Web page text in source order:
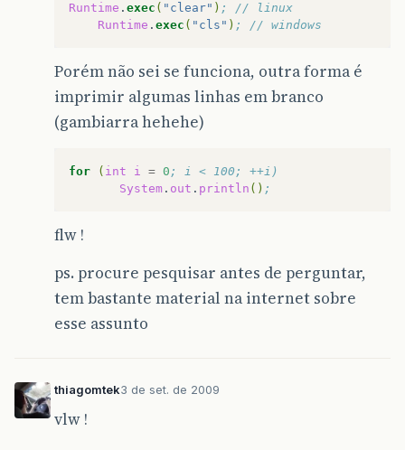
Runtime . exec ( "clear" ) ; // linux
Runtime . exec ( "cls" ) ; // windows
Porém não sei se funciona, outra forma é
imprimir algumas linhas em branco
(gambiarra hehehe)
for ( int i = 0 ; i < 100; ++i)
System . out . println () ;
flw !
ps. procure pesquisar antes de perguntar,
tem bastante material na internet sobre
esse assunto
thiagomtek3 de set. de 2009
vlw !